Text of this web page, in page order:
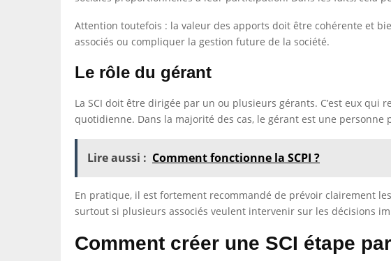
Attention toutefois : la valeur des apports doit être cohérente et
associés ou compliquer la gestion future de la société.
Le rôle du gérant
La SCI doit être dirigée par un ou plusieurs gérants. C’est eux
quotidienne. Dans la majorité des cas, le gérant est une
Lire aussi : Comment fonctionne la SCPI ?
En pratique, il est fortement recommandé de prévoir clairement
surtout si plusieurs associés veulent intervenir sur les décisions
Comment créer une SCI étape